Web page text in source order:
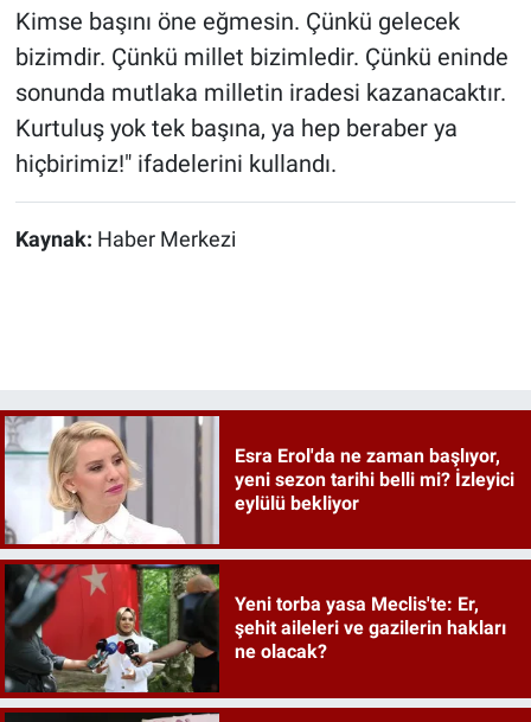
Kimse başını öne eğmesin. Çünkü gelecek
bizimdir. Çünkü millet bizimledir. Çünkü eninde
sonunda mutlaka milletin iradesi kazanacaktır.
Kurtuluş yok tek başına, ya hep beraber ya
hiçbirimiz!" ifadelerini kullandı.
Kaynak: Haber Merkezi
Esra Erol'da ne zaman başlıyor,
yeni sezon tarihi belli mi? İzleyici
eylülü bekliyor
Yeni torba yasa Meclis'te: Er,
şehit aileleri ve gazilerin hakları
ne olacak?